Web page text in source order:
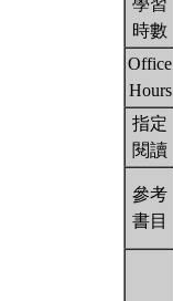
學習
時數
Office
Hours
指定
閱讀
參考
書目